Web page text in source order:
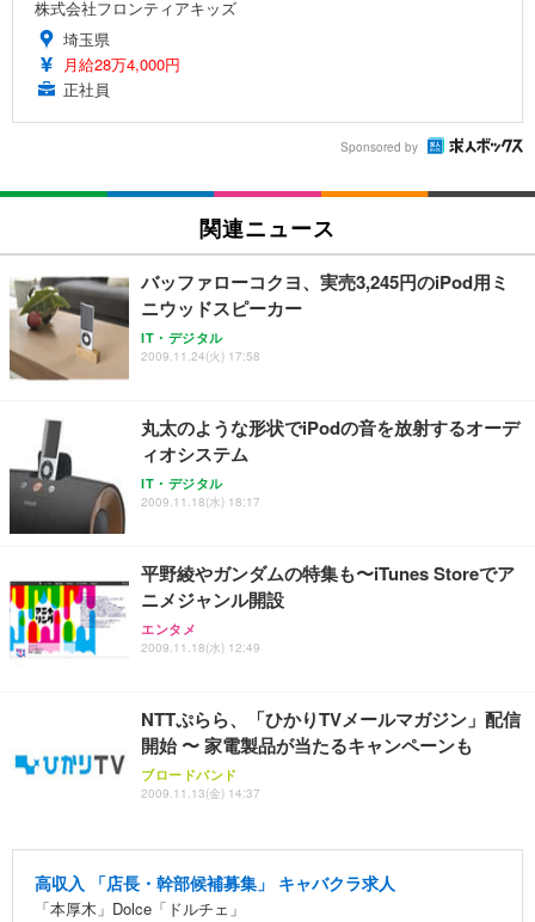
株式会社フロンティアキッズ
埼玉県
月給28万4,000円
正社員
Sponsored by
関連ニュース
バッファローコクヨ、実売3,245円のiPod用ミ
ニウッドスピーカー
IT・デジタル
2009.11.24(火) 17:58
丸太のような形状でiPodの音を放射するオーデ
ィオシステム
IT・デジタル
2009.11.18(水) 18:17
平野綾やガンダムの特集も〜iTunes Storeでア
ニメジャンル開設
エンタメ
2009.11.18(水) 12:49
NTTぷらら、「ひかりTVメールマガジン」配信
開始 〜 家電製品が当たるキャンペーンも
ブロードバンド
2009.11.13(金) 14:37
高収入 「店長・幹部候補募集」 キャバクラ求人
「本厚木」Dolce「ドルチェ」